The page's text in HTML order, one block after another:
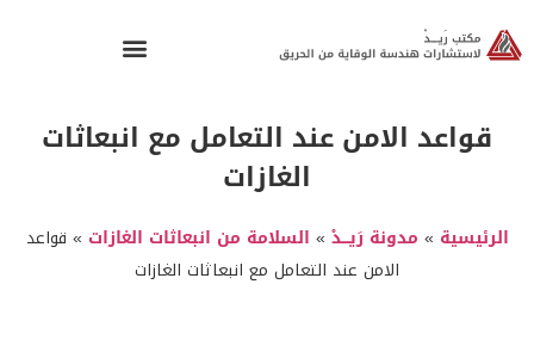
قواعد الامن عند التعامل مع انبعاثات
الغازات
الرئيسية » مدونة رَيـــدْ » السلامة من انبعاثات الغازات » قواعد
الامن عند التعامل مع انبعاثات الغازات